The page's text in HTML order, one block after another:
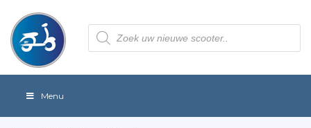
Producten
zoeken
Menu